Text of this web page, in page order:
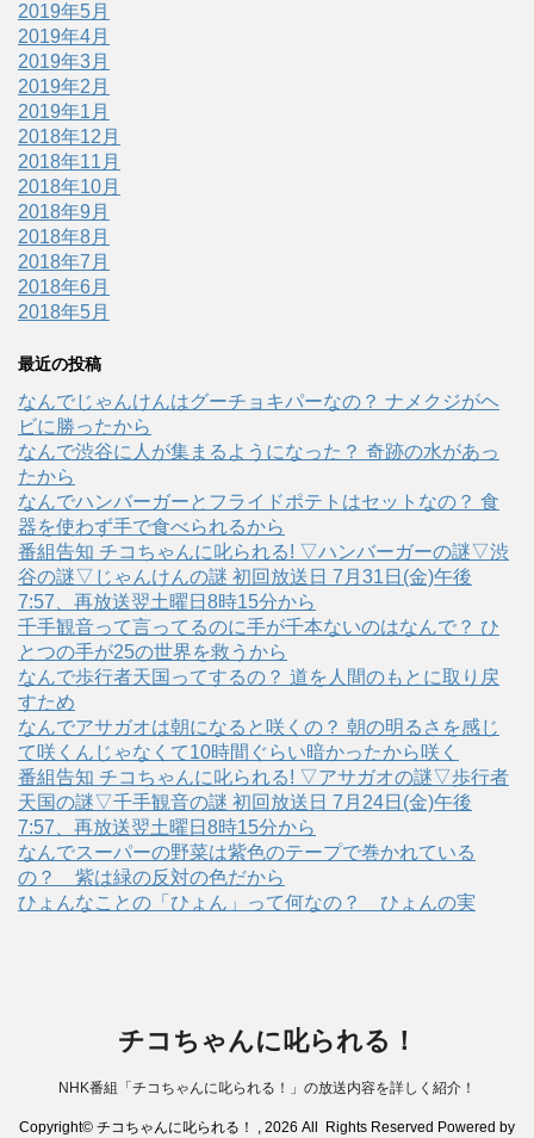
2019年5月
2019年4月
2019年3月
2019年2月
2019年1月
2018年12月
2018年11月
2018年10月
2018年9月
2018年8月
2018年7月
2018年6月
2018年5月
最近の投稿
なんでじゃんけんはグーチョキパーなの？ ナメクジがヘ
ビに勝ったから
なんで渋谷に人が集まるようになった？ 奇跡の水があっ
たから
なんでハンバーガーとフライドポテトはセットなの？ 食
器を使わず手で食べられるから
番組告知 チコちゃんに叱られる! ▽ハンバーガーの謎▽渋
谷の謎▽じゃんけんの謎 初回放送日 7月31日(金)午後
7:57、再放送翌土曜日8時15分から
千手観音って言ってるのに手が千本ないのはなんで？ ひ
とつの手が25の世界を救うから
なんで歩行者天国ってするの？ 道を人間のもとに取り戻
すため
なんでアサガオは朝になると咲くの？ 朝の明るさを感じ
て咲くんじゃなくて10時間ぐらい暗かったから咲く
番組告知 チコちゃんに叱られる! ▽アサガオの謎▽歩行者
天国の謎▽千手観音の謎 初回放送日 7月24日(金)午後
7:57、再放送翌土曜日8時15分から
なんでスーパーの野菜は紫色のテープで巻かれている
の？ 紫は緑の反対の色だから
ひょんなことの「ひょん」って何なの？ ひょんの実
チコちゃんに叱られる！
NHK番組「チコちゃんに叱られる！」の放送内容を詳しく紹介！
Copyright© チコちゃんに叱られる！ , 2026 All Rights Reserved Powered by